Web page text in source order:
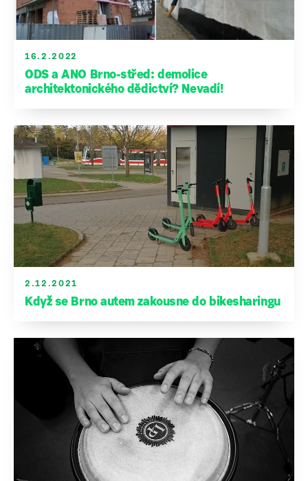
16.2.2022
ODS a ANO Brno-střed: demolice
architektonického dědictví? Nevadí!
2.12.2021
Když se Brno autem zakousne do bikesharingu